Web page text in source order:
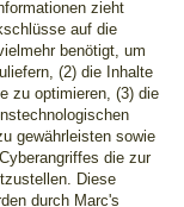
zieht
auf die
benötigt, um
(2) die Inhalte
zu optimieren, (3) die
gewährleisten sowie
die zur
Diese
durch Marc's